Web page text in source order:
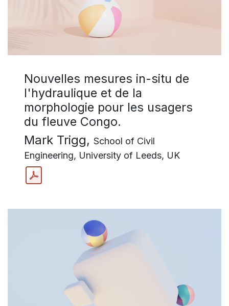
Nouvelles mesures in-situ de
l'hydraulique et de la
morphologie pour les usagers
du fleuve Congo.
Mark Trigg, School of Civil
Engineering, University of Leeds, UK